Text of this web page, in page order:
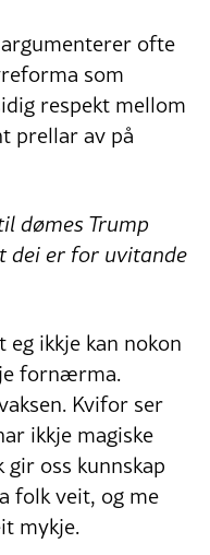
ofte
som
respekt mellom
prellar av på
dømes Trump
dei er for uvitande
ikkje kan nokon
fornærma.
Kvifor ser
ikkje magiske
oss kunnskap
folk veit, og me
mykje.